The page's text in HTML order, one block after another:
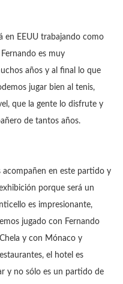
en EEUU trabajando como
es muy
años y al final lo que
jugar bien al tenis,
que la gente lo disfrute y
de tantos años.
acompañen en este partido y
porque será un
es impresionante,
jugado con Fernando
y con Mónaco y
el hotel es
y no sólo es un partido de